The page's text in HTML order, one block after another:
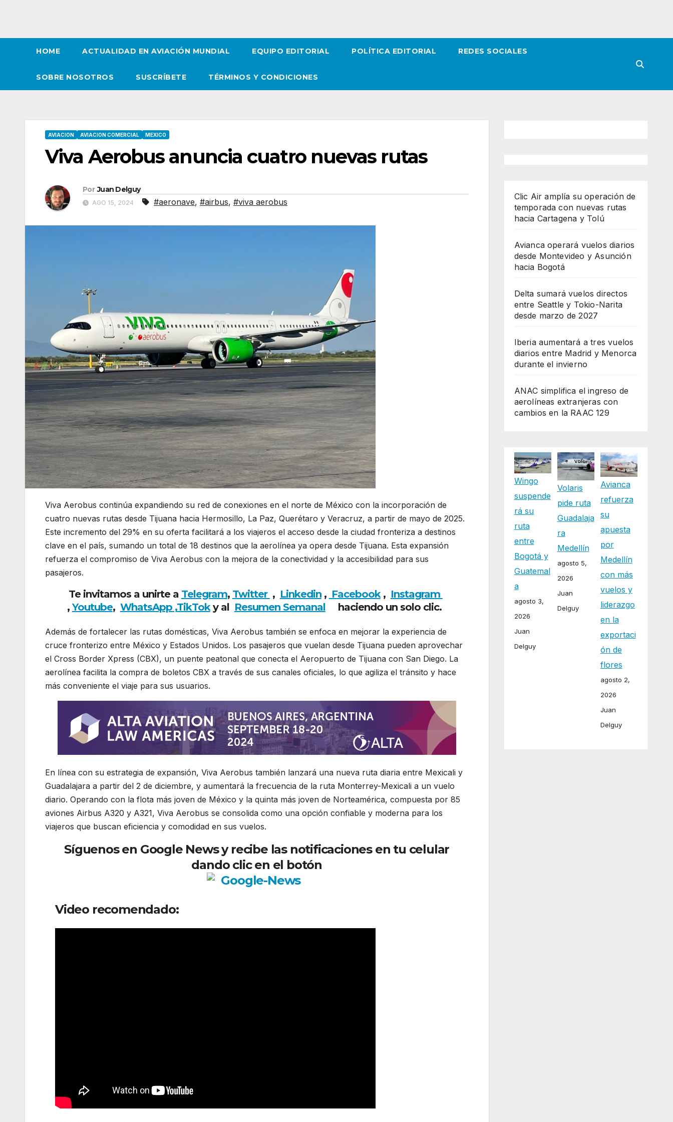
HOME ACTUALIDAD EN AVIACIÓN MUNDIAL EQUIPO EDITORIAL POLÍTICA EDITORIAL REDES SOCIALES
SOBRE NOSOTROS SUSCRÍBETE TÉRMINOS Y CONDICIONES
AVIACION AVIACION COMERCIAL MEXICO
Viva Aerobus anuncia cuatro nuevas rutas
Por Juan Delguy
AGO 15, 2024 #aeronave, #airbus, #viva aerobus
Viva Aerobus continúa expandiendo su red de conexiones en el norte de México con la incorporación de
cuatro nuevas rutas desde Tijuana hacia Hermosillo, La Paz, Querétaro y Veracruz, a partir de mayo de 2025.
Este incremento del 29% en su oferta facilitará a los viajeros el acceso desde la ciudad fronteriza a destinos
clave en el país, sumando un total de 18 destinos que la aerolínea ya opera desde Tijuana. Esta expansión
refuerza el compromiso de Viva Aerobus con la mejora de la conectividad y la accesibilidad para sus
pasajeros.
Te invitamos a unirte a Telegram, Twitter , Linkedin, Facebook, Instagram
,Youtube, WhatsApp ,TikToky al Resumen Semanalhaciendo un solo clic.
Además de fortalecer las rutas domésticas, Viva Aerobus también se enfoca en mejorar la experiencia de
cruce fronterizo entre México y Estados Unidos. Los pasajeros que vuelan desde Tijuana pueden aprovechar
el Cross Border Xpress (CBX), un puente peatonal que conecta el Aeropuerto de Tijuana con San Diego. La
aerolínea facilita la compra de boletos CBX a través de sus canales oficiales, lo que agiliza el tránsito y hace
más conveniente el viaje para sus usuarios.
En línea con su estrategia de expansión, Viva Aerobus también lanzará una nueva ruta diaria entre Mexicali y
Guadalajara a partir del 2 de diciembre, y aumentará la frecuencia de la ruta Monterrey-Mexicali a un vuelo
diario. Operando con la flota más joven de México y la quinta más joven de Norteamérica, compuesta por 85
aviones Airbus A320 y A321, Viva Aerobus se consolida como una opción confiable y moderna para los
viajeros que buscan eficiencia y comodidad en sus vuelos.
Síguenos en Google News y recibe las notificaciones en tu celular
dando clic en el botón
Video recomendado:
Clic Air amplía su operación de
temporada con nuevas rutas
hacia Cartagena y Tolú
Avianca operará vuelos diarios
desde Montevideo y Asunción
hacia Bogotá
Delta sumará vuelos directos
entre Seattle y Tokio-Narita
desde marzo de 2027
Iberia aumentará a tres vuelos
diarios entre Madrid y Menorca
durante el invierno
ANAC simplifica el ingreso de
aerolíneas extranjeras con
cambios en la RAAC 129
Wingo
suspende
rá su
ruta
entre
Bogotá y
Guatemal
a
agosto 3,
2026
Juan
Delguy
Volaris
pide ruta
Guadalaja
ra
Medellín
agosto 5,
2026
Juan
Delguy
Avianca
refuerza
su
apuesta
por
Medellín
con más
vuelos y
liderazgo
en la
exportaci
ón de
flores
agosto 2,
2026
Juan
Delguy